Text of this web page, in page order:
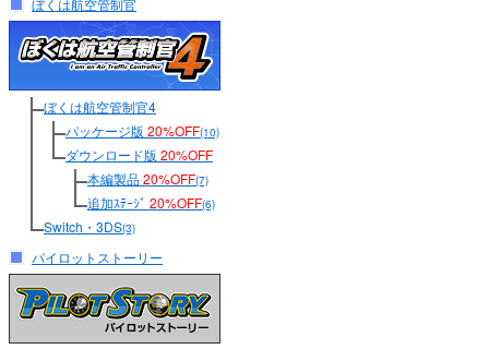
ぼくは航空管制官
ぼくは航空管制官4
パッケージ版 20%OFF(10)
ダウンロード版 20%OFF
本編製品20%OFF(7)
追加ｽﾃｰｼﾞ 20%OFF(6)
Switch・3DS(3)
パイロットストーリー